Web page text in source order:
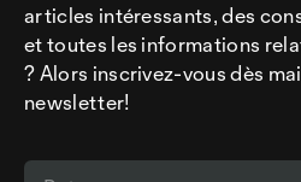
articles intéressants, des
et toutes les informations
? Alors inscrivez-vous dès
newsletter!